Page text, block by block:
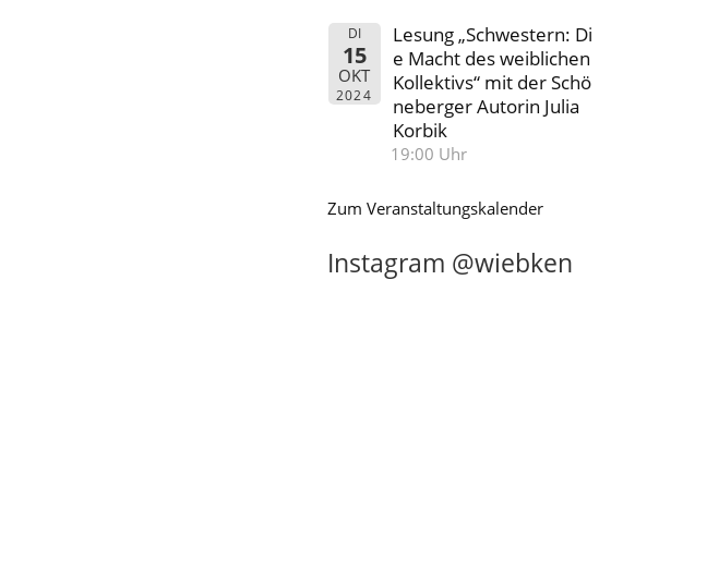
DI
15
OKT
2024
Lesung „Schwestern: Di
e Macht des weiblichen
Kollektivs“ mit der Schö
neberger Autorin Julia
Korbik
19:00 Uhr
Zum Veranstaltungskalender
Instagram @wiebken